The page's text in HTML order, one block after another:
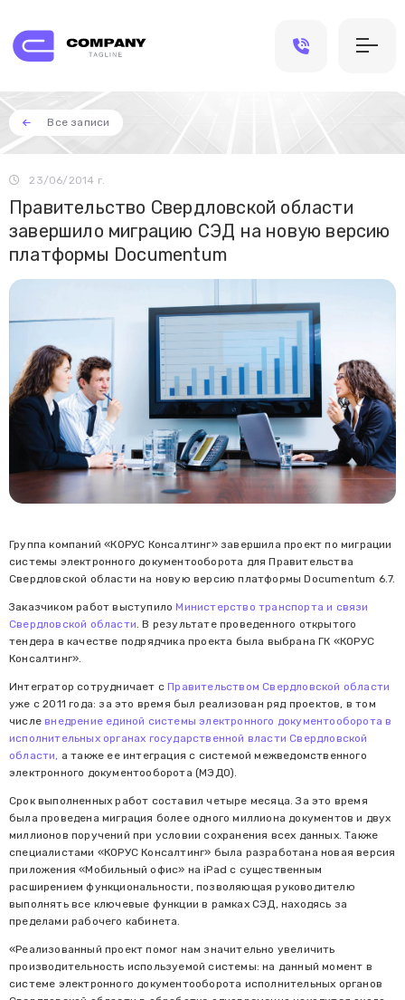
Все записи
23/06/2014 г.
Правительство Свердловской области
завершило миграцию СЭД на новую версию
платформы Documentum
Группа компаний «КОРУС Консалтинг» завершила проект по миграции
системы электронного документооборота для Правительства
Свердловской области на новую версию платформы Documentum 6.7.
Заказчиком работ выступилоМинистерство транспорта и связи
Свердловской области . В результате проведенного открытого
тендера в качестве подрядчика проекта была выбрана ГК «КОРУС
Консалтинг».
Интегратор сотрудничает сПравительством Свердловской области
уже с 2011 года: за это время был реализован ряд проектов, в том
числевнедрение единой системы электронного документооборота в
исполнительных органах государственной власти Свердловской
области, а также ее интеграция с системой межведомственного
электронного документооборота (МЭДО).
Срок выполненных работ составил четыре месяца. За это время
была проведена миграция более одного миллиона документов и двух
миллионов поручений при условии сохранения всех данных. Также
специалистами «КОРУС Консалтинг» была разработана новая версия
приложения «Мобильный офис» на iPad с существенным
расширением функциональности, позволяющая руководителю
выполнять все ключевые функции в рамках СЭД, находясь за
пределами рабочего кабинета.
«Реализованный проект помог нам значительно увеличить
производительность используемой системы: на данный момент в
системе электронного документооборота исполнительных органов